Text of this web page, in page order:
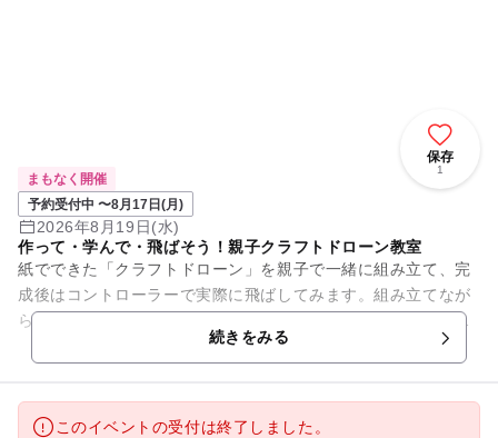
保存
1
まもなく開催
予約受付中 〜8月17日(月)
2026年8月19日(水)
作って・学んで・飛ばそう！親子クラフトドローン教室
紙でできた「クラフトドローン」を親子で一緒に組み立て、完
成後はコントローラーで実際に飛ばしてみます。組み立てなが
らドローンの構造や飛ぶ仕組みを楽しく学べるので、自由研究
にもぴったり！はじめての方...続きをみる
このイベントの受付は終了しました。